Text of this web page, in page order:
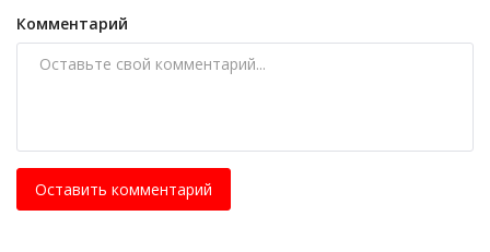
Комментарий
Оставить комментарий